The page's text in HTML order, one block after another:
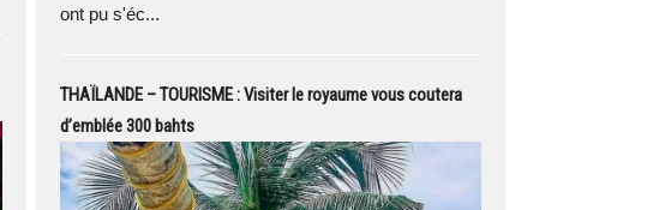
ont pu s'éc...
THAÏLANDE – TOURISME : Visiter le royaume vous coutera
d’emblée 300 bahts